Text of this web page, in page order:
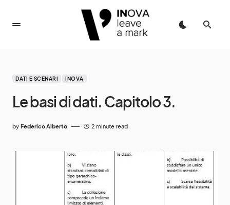
DATI E SCENARI INOVA
Le basi di dati. Capitolo 3.
by Federico Alberto 2 minute read